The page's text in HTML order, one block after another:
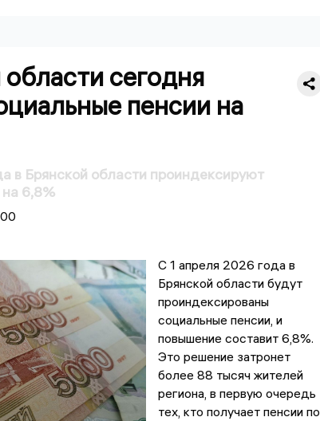
сегодня
пенсии на
в Брянской области проиндексируют
6,8%
С 1 апреля 2026 года в
Брянской области будут
проиндексированы
социальные пенсии, и
повышение составит 6,8%.
Это решение затронет
более 88 тысяч жителей
региона, в первую очередь
тех, кто получает пенсии по